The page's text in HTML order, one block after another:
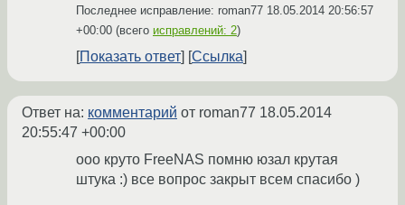
Последнее исправление: roman77 18.05.2014 20:56:57
+00:00 (всего исправлений: 2)
Показать ответ Ссылка
Ответ на: комментарий от roman77 18.05.2014
20:55:47 +00:00
ооо круто FreeNAS помню юзал крутая
штука :) все вопрос закрыт всем спасибо )